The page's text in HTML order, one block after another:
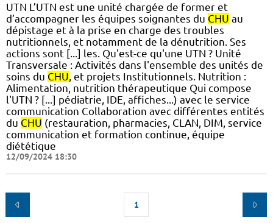
UTN L’UTN est une unité chargée de former et
d’accompagner les équipes soignantes du CHU au
dépistage et à la prise en charge des troubles
nutritionnels, et notamment de la dénutrition. Ses
actions sont [...] les. Qu'est-ce qu'une UTN ? Unité
Transversale : Activités dans l'ensemble des unités de
soins du CHU , et projets Institutionnels. Nutrition :
Alimentation, nutrition thérapeutique Qui compose
l'UTN ? [...] pédiatrie, IDE, affiches...) avec le service
communication Collaboration avec différentes entités
du CHU (restauration, pharmacies, CLAN, DIM, service
communication et formation continue, équipe
diététique
12/09/2024 18:30
1